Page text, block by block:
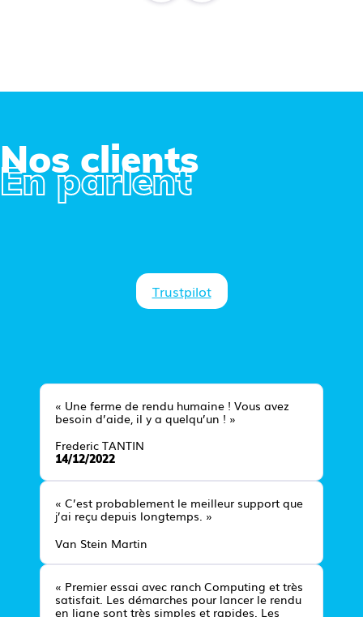
Nos clients
En parlent
Trustpilot
« Une ferme de rendu humaine ! Vous avez
besoin d’aide, il y a quelqu’un ! »
Frederic TANTIN
14/12/2022
« C’est probablement le meilleur support que
j’ai reçu depuis longtemps. »
Van Stein Martin
« Premier essai avec ranch Computing et très
satisfait. Les démarches pour lancer le rendu
en ligne sont très simples et rapides. Les